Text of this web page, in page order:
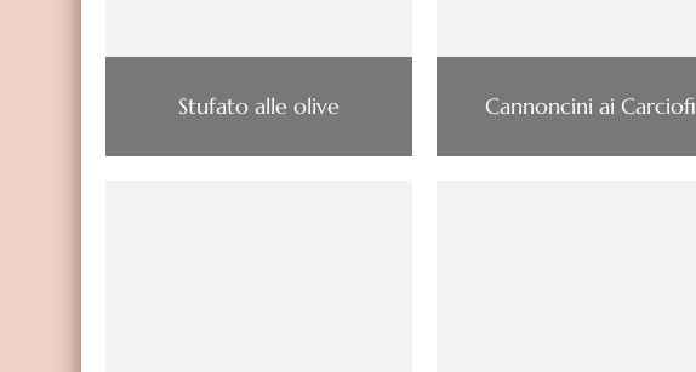
Stufato alle olive Cannoncini ai Carciofi